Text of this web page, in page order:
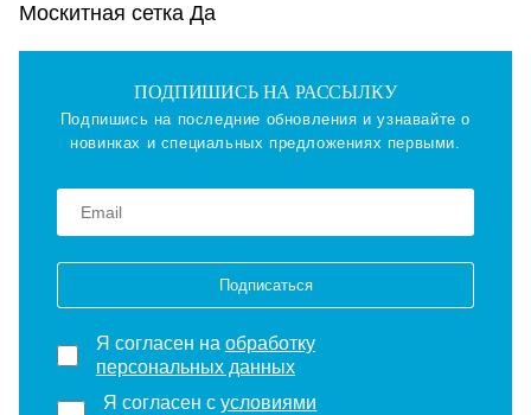
Москитная сетка Да
ПОДПИШИСЬ НА РАССЫЛКУ
Подпишись на последние обновления и узнавайте о
новинках и специальных предложениях первыми.
Подписаться
Я согласен на обработку
персональных данных
Я согласен сусловиями